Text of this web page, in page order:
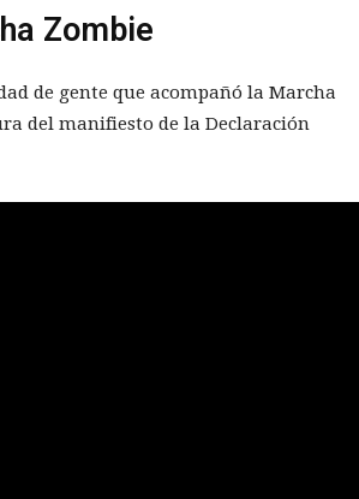
Zombie
de gente que acompañó la Marcha
del manifiesto de la Declaración